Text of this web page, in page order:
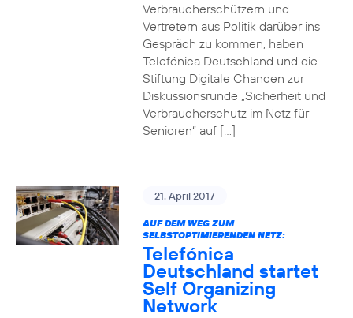
Verbraucherschützern und
Vertretern aus Politik darüber ins
Gespräch zu kommen, haben
Telefónica Deutschland und die
Stiftung Digitale Chancen zur
Diskussionsrunde „Sicherheit und
Verbraucherschutz im Netz für
Senioren“ auf […]
21. April 2017
AUF DEM WEG ZUM
SELBSTOPTIMIERENDEN NETZ:
Telefónica
Deutschland startet
Self Organizing
Network